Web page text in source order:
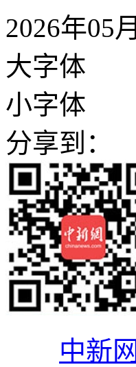
2026年05
大字体
小字体
分享到：
中新网